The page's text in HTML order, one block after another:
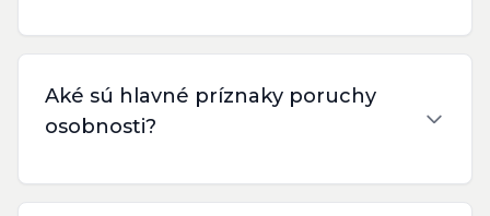
Aké sú hlavné príznaky poruchy
osobnosti?